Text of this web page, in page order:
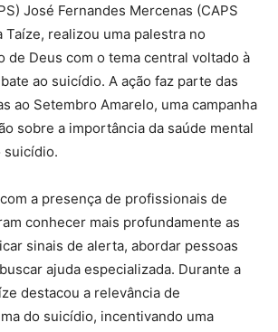
José Fernandes Mercenas (CAPS
Taíze, realizou uma palestra no
de Deus com o tema central voltado à
ao suicídio. A ação faz parte das
ao Setembro Amarelo, uma campanha
sobre a importância da saúde mental
suicídio.
a presença de profissionais de
conhecer mais profundamente as
sinais de alerta, abordar pessoas
ajuda especializada. Durante a
destacou a relevância de
do suicídio, incentivando uma